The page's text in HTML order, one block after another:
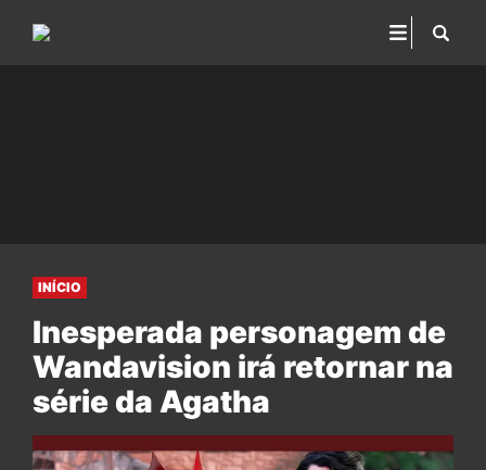
INÍCIO
Inesperada personagem de
Wandavision irá retornar na
série da Agatha